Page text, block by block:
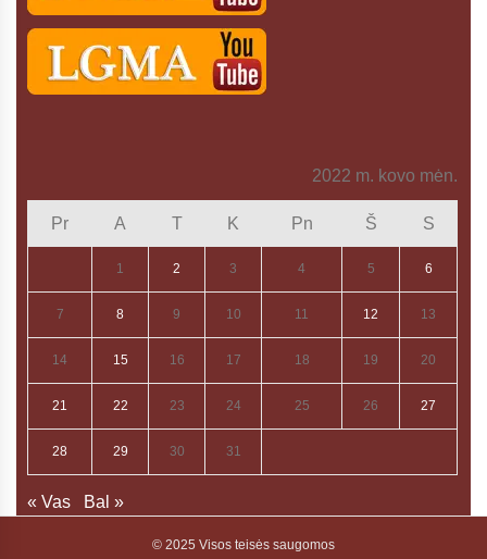
2022 m. kovo mėn.
Pr A T K Pn Š S
1 2 3 4 5 6
7 8 9 10 11 12 13
14 15 16 17 18 19 20
21 22 23 24 25 26 27
28 29 30 31
« Vas Bal »
© 2025 Visos teisės saugomos